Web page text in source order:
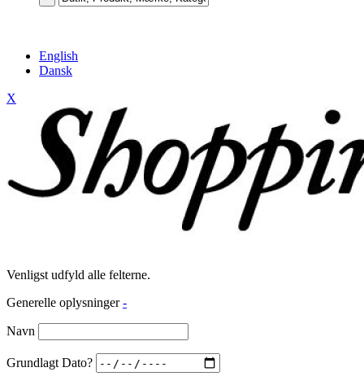
English
Dansk
X
Venligst udfyld alle felterne.
Generelle oplysninger -
Navn
Grundlagt Dato?